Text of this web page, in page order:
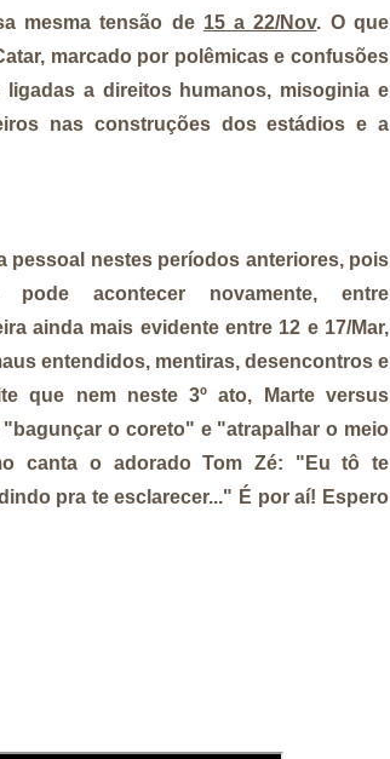
mesma tensão de 15 a 22/Nov. O que
marcado por polêmicas e confusões
a direitos humanos, misoginia e
nas construções dos estádios e a
pessoal nestes períodos anteriores, pois
acontecer novamente, entre
ainda mais evidente entre 12 e 17/Mar,
entendidos, mentiras, desencontros e
que nem neste 3º ato, Marte versus
o coreto" e "atrapalhar o meio
canta o adorado Tom Zé: "Eu tô te
pra te esclarecer..." É por aí! Espero